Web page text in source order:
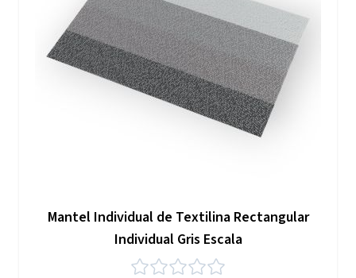
Mantel Individual de Textilina Rectangular
Individual Gris Escala